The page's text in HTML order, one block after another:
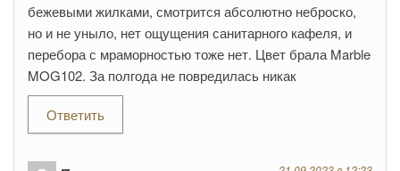
бежевыми жилками, смотрится абсолютно неброско,
но и не уныло, нет ощущения санитарного кафеля, и
перебора с мраморностью тоже нет. Цвет брала Marble
MOG102. За полгода не повредилась никак
Ответить